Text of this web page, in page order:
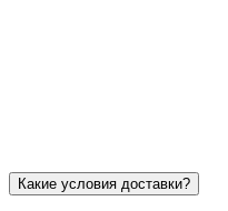
Какие условия доставки?